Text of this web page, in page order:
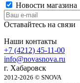
Новости магазина
Оставайтесь на связи
Наши контакты
+7 (4212) 45-11-00
info@novasnova.ru
г. Хабаровск
2012-2026 © SNOVA